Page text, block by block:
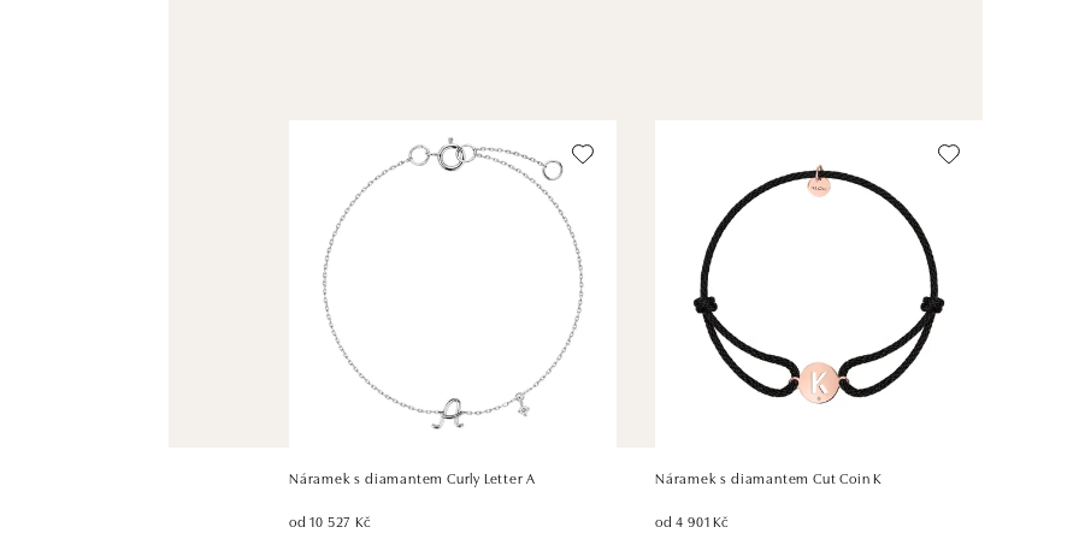
Náramek s diamantem Curly Letter A
od 10 527 Kč
Náramek s diamantem Cut Coin K
od 4 901 Kč